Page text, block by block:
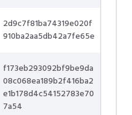
2d9c7f81ba74319e020f
910ba2aa5db42a7fe65e
f173eb293092bf9be9da
08c068ea189b2f416ba2
e1b178d4c54152783e70
7a54